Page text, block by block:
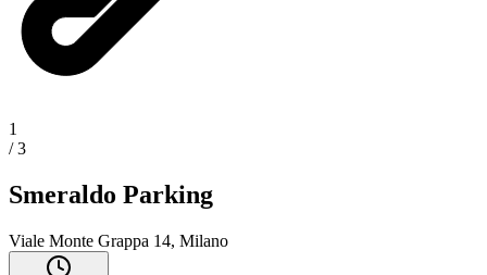
1
/3
Smeraldo Parking
Viale Monte Grappa 14, Milano